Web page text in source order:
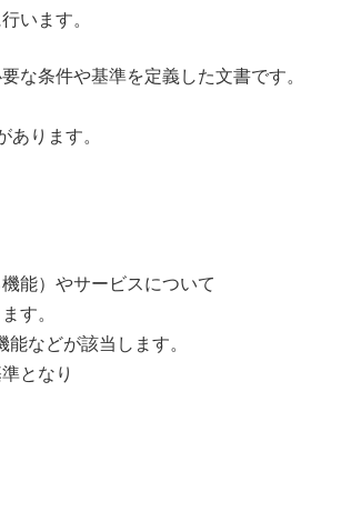
います。
な条件や基準を定義した文書です。
ります。
能）やサービスについて
す。
などが該当します。
となり